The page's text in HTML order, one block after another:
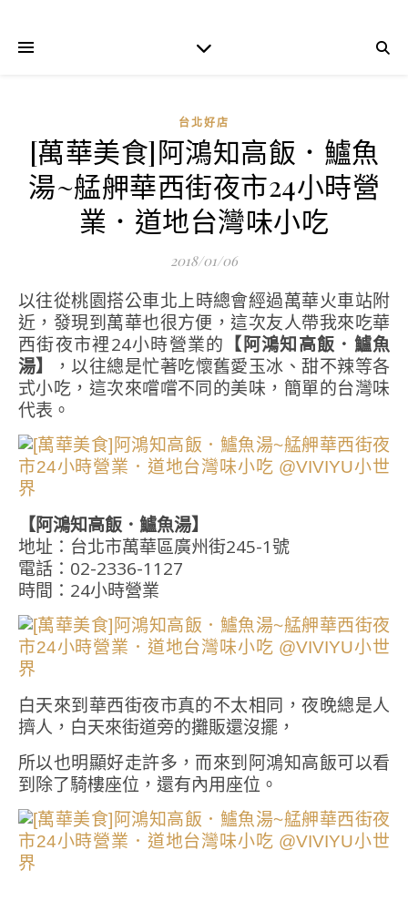
台北好店
[萬華美食]阿鴻知高飯．鱸魚
湯~艋舺華西街夜市24小時營
業．道地台灣味小吃
2018/01/06
以往從桃園搭公車北上時總會經過萬華火車站附
近，發現到萬華也很方便，這次友人帶我來吃華
西街夜市裡24小時營業的 【阿鴻知高飯．鱸魚
湯】
，以往總是忙著吃懷舊愛玉冰、甜不辣等各
式小吃，這次來嚐嚐不同的美味，簡單的台灣味
代表。
【阿鴻知高飯．鱸魚湯】
地址：台北市萬華區廣州街245-1號
電話：02-2336-1127
時間：24小時營業
白天來到華西街夜市真的不太相同，夜晚總是人
擠人，白天來街道旁的攤販還沒擺，
所以也明顯好走許多，而來到阿鴻知高飯可以看
到除了騎樓座位，還有內用座位。